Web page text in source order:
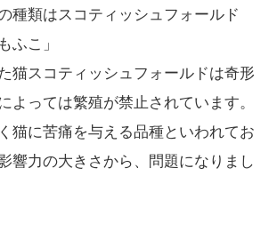
種類はスコティッシュフォールド
ふこ」
猫スコティッシュフォールドは奇形
よっては繁殖が禁止されています。
猫に苦痛を与える品種といわれてお
響力の大きさから、問題になりまし